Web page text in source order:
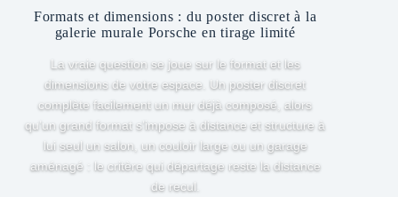
Formats et dimensions : du poster discret à la
galerie murale Porsche en tirage limité
La vraie question se joue sur le format et les
dimensions de votre espace. Un poster discret
complète facilement un mur déjà composé, alors
qu’un grand format s’impose à distance et structure à
lui seul un salon, un couloir large ou un garage
aménagé : le critère qui départage reste la distance
de recul.